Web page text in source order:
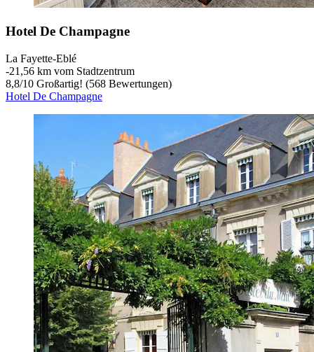
Hotel De Champagne
La Fayette-Eblé
‐21,56 km vom Stadtzentrum
8,8/10 Großartig! (568 Bewertungen)
Hotel De Champagne